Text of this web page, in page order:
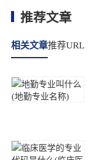
推荐文章
相关文章推荐URL